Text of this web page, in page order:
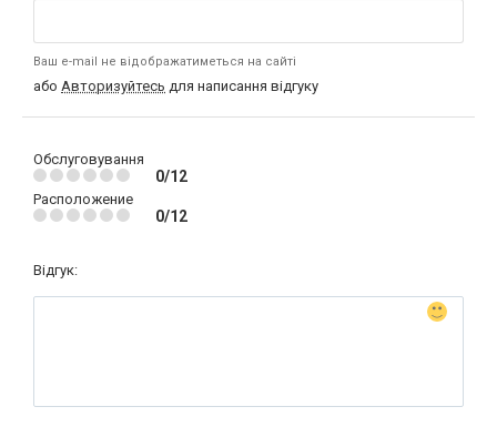
Ваш e-mail не відображатиметься на сайті
або Авторизуйтесь для написання відгуку
Обслуговування
0/12
Расположение
0/12
Відгук: